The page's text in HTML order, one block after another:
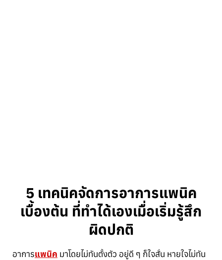
5 เทคนิคจัดการอาการแพนิค
เบื้องต้น ที่ทำได้เองเมื่อเริ่มรู้สึก
ผิดปกติ
อาการแพนิค มาโดยไม่ทันตั้งตัว อยู่ดี ๆ ก็ใจสั่น หายใจไม่ทัน